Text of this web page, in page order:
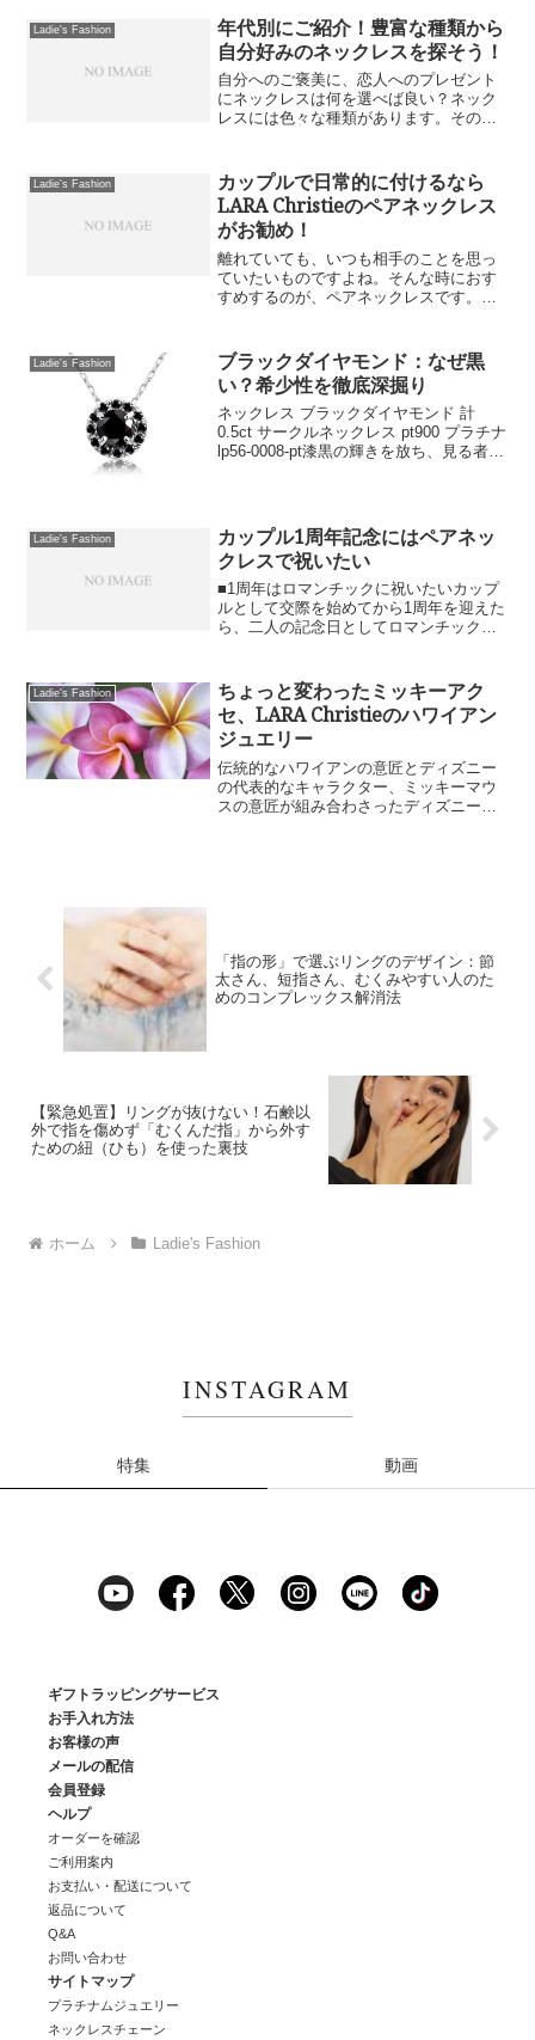
ないけれども、放つ輝きはダイヤモンド
のようだと言われるキュービ...
Ladie's Fashion
年代別にご紹介！豊富な種類から
自分好みのネックレスを探そう！
自分へのご褒美に、恋人へのプレゼント
にネックレスは何を選べば良い？ネック
レスには色々な種類があります。そのた
プラチナやゴールド、シルバーなどチェ
ーン部分の素材だけでも色...
Ladie's Fashion
カップルで日常的に付けるなら
LARA Christieのペアネックレス
がお勧め！
離れていても、いつも相手のことを思っ
ていたいものですよね。そんな時におす
すめするのが、ペアネックレスです。ペ
とができるでしょう。そうはいっても、
派手なデザインだと、職場...
Ladie's Fashion
ブラックダイヤモンド：なぜ黒
い？希少性を徹底深掘り
ネックレス ブラックダイヤモンド 計
0.5ct サークルネックレス pt900 プラチナ
lp56-0008-pt漆黒の輝きを放ち、見る者を
Ladie's Fashion
カップル1周年記念にはペアネッ
クレスで祝いたい
■1周年はロマンチックに祝いたいカップ
ルとして交際を始めてから1周年を迎えた
ら、二人の記念日としてロマンチックに
の頃はこうだったね」なんて思い出した
くなるような、素敵な...
Ladie's Fashion
ちょっと変わったミッキーアク
セ、LARA Christieのハワイアン
ジュエリー
伝統的なハワイアンの意匠とディズニー
の代表的なキャラクター、ミッキーマウ
スの意匠が組み合わさったディズニーコ
「指の形」で選ぶリングのデザイン：節
太さん、短指さん、むくみやすい人のた
めのコンプレックス解消法
【緊急処置】リングが抜けない！石鹸以
外で指を傷めず「むくんだ指」から外す
ための紐（ひも）を使った裏技
ホーム Ladie's Fashion
INSTAGRAM
特集 動画
ギフトラッピングサービス
お手入れ方法
お客様の声
メールの配信
会員登録
ヘルプ
オーダーを確認
ご利用案内
お支払い・配送について
返品について
Q&A
お問い合わせ
サイトマップ
プラチナムジュエリー
ネックレスチェーン